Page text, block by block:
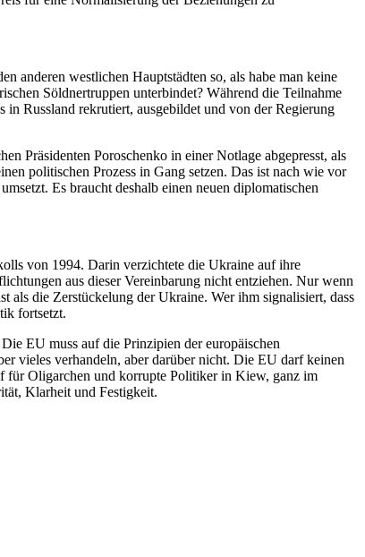
anderen westlichen Hauptstädten so, als habe man keine
Söldnertruppen unterbindet? Während die Teilnahme
Russland rekrutiert, ausgebildet und von der Regierung
Präsidenten Poroschenko in einer Notlage abgepresst, als
politischen Prozess in Gang setzen. Das ist nach wie vor
Es braucht deshalb einen neuen diplomatischen
von 1994. Darin verzichtete die Ukraine auf ihre
aus dieser Vereinbarung nicht entziehen. Nur wenn
als die Zerstückelung der Ukraine. Wer ihm signalisiert, dass
fortsetzt.
EU muss auf die Prinzipien der europäischen
vieles verhandeln, aber darüber nicht. Die EU darf keinen
für Oligarchen und korrupte Politiker in Kiew, ganz im
Klarheit und Festigkeit.